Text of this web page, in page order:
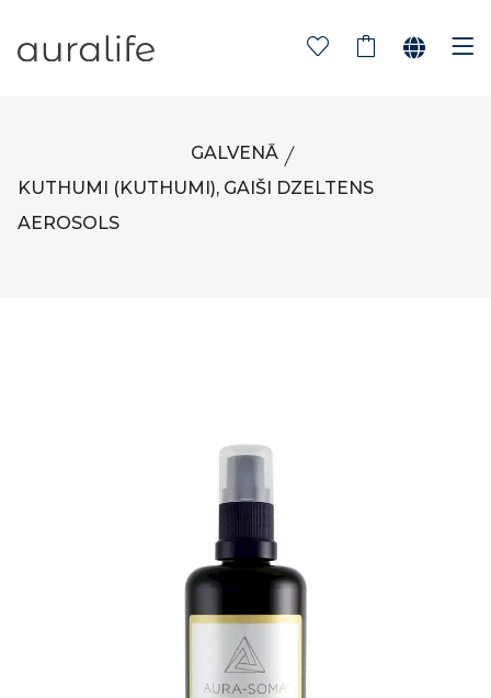
GALVENĀ
KUTHUMI (KUTHUMI), GAIŠI DZELTENS
AEROSOLS